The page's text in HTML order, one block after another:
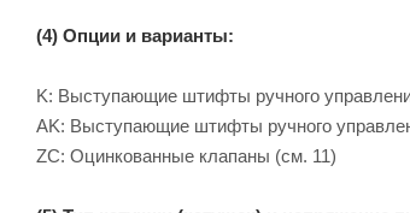
(4) Опции и варианты:
K: Выступающие штифты ручного
AK: Выступающие штифты ручного
ZC: Оцинкованные клапаны (см. 11)